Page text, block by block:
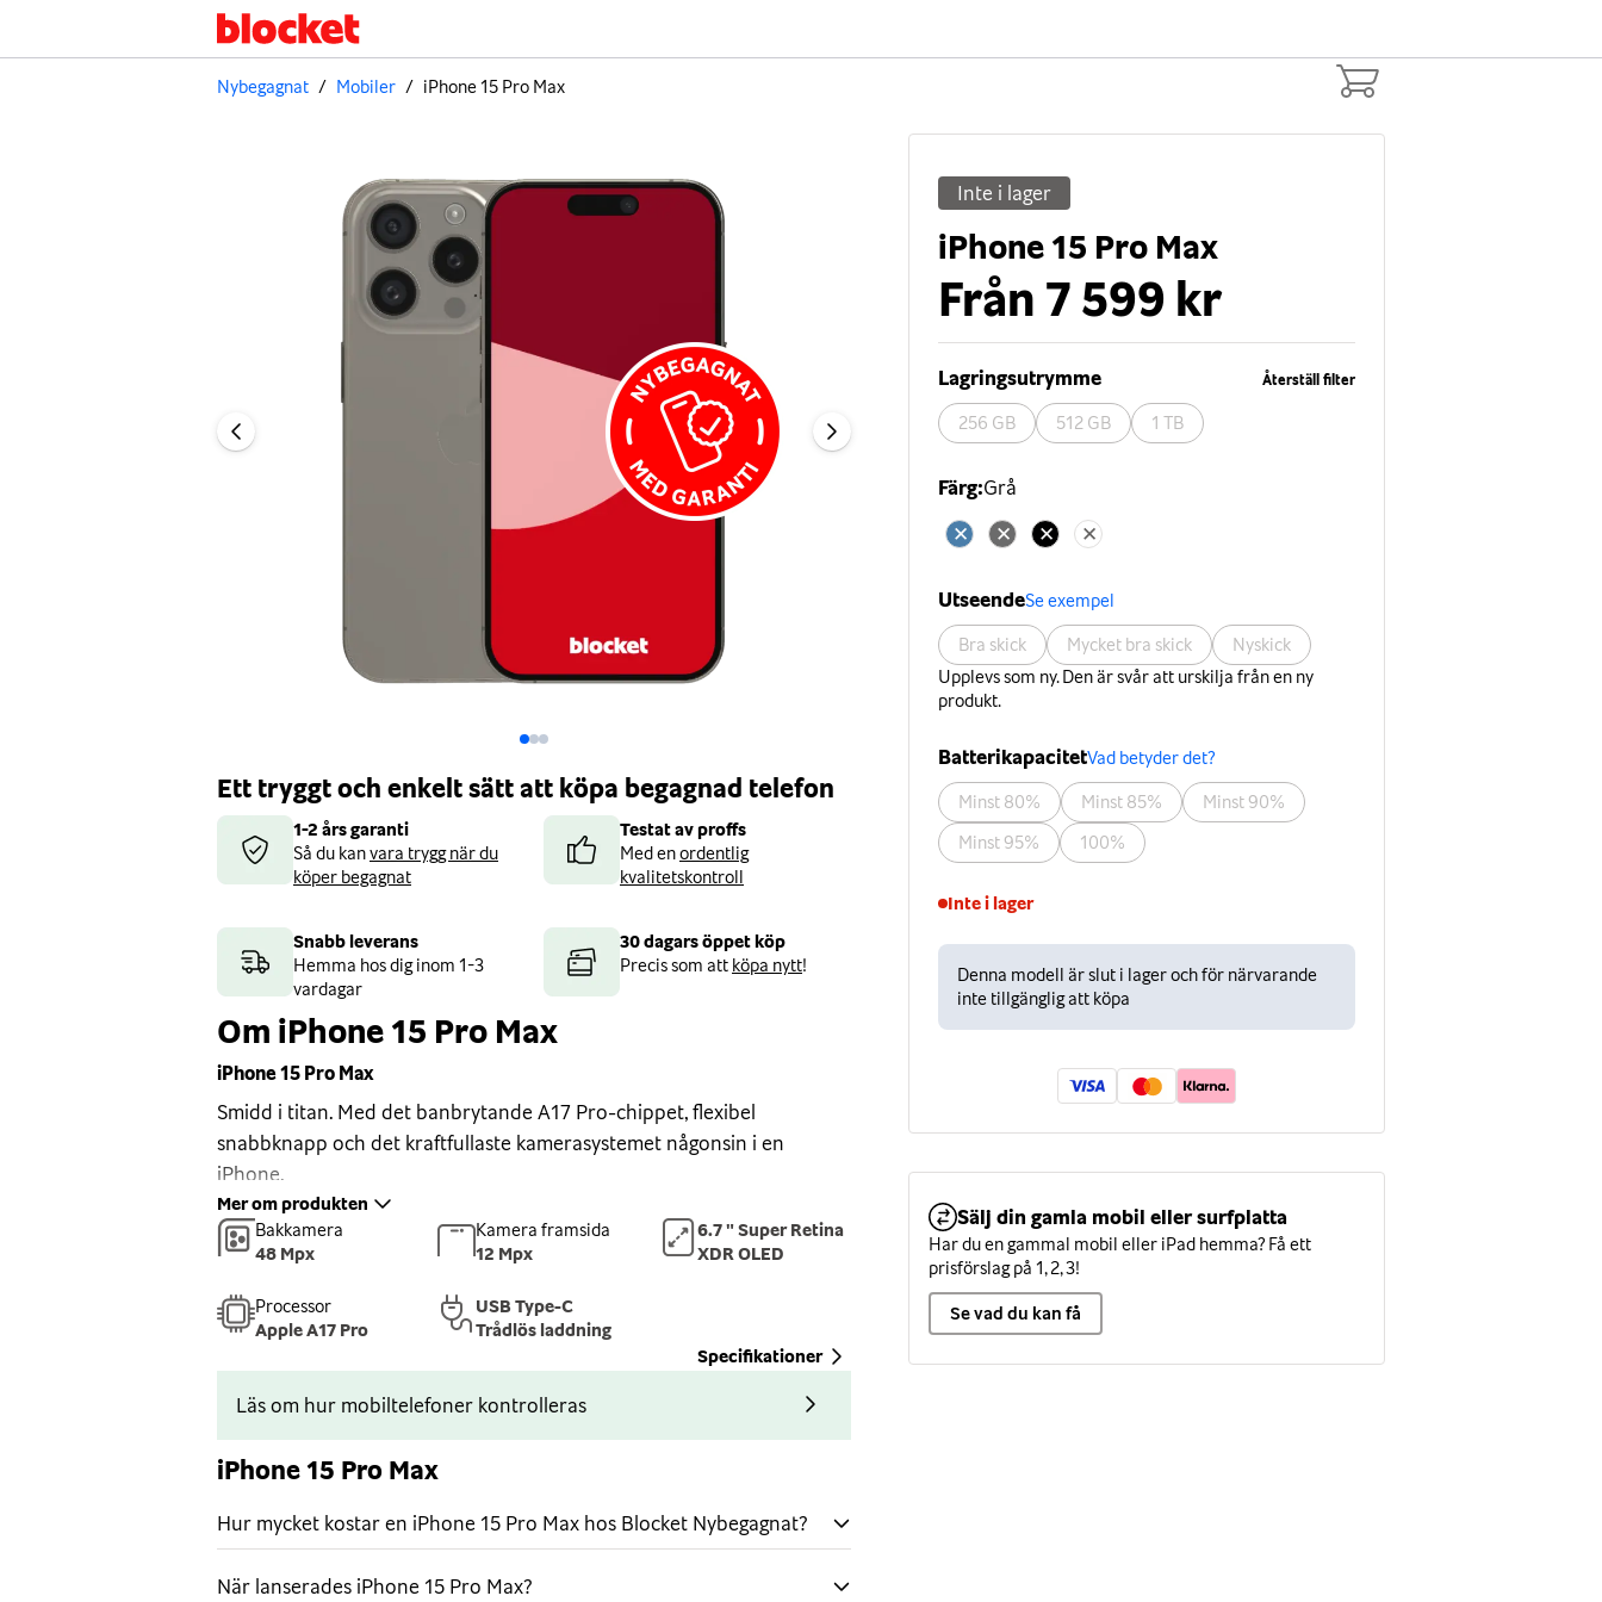
Nybegagnat / Mobiler / iPhone 15 Pro Max
Ett tryggt och enkelt sätt att köpa begagnad telefon
1-2 års garanti
Så du kanvara trygg när du
köper begagnat
Testat av proffs
Med enordentlig
kvalitetskontroll
Snabb leverans
Hemma hos dig inom 1-3
vardagar
30 dagars öppet köp
Precis som att köpa nytt!
Om iPhone 15 Pro Max
iPhone 15 Pro Max
Smidd i titan. Med det banbrytande A17 Pro-chippet, flexibel
snabbknapp och det kraftfullaste kamerasystemet någonsin i en
iPhone.
Smidd i titan
iPhone 15 Pro Max är designad i starkt och lätt rymdindustriklassat
Ceramic Shield som tål mer än vilket smartphoneglas som helst. Och
den står emot vatten, stänk och damm.
Super Retina XDR-skärmen på 6,7 tum med ProMotion ökar
utöver det vanliga. I Dynamic Island bubblar notiser och liveaktiviteter
upp. Och skärmen är alltid på, så det räcker att kasta ett öga på
låsskärmen – du behöver inte trycka på den för att hålla dig
uppdaterad.
Mer om produkten
Bakkamera
48 Mpx
Kamera framsida
12 Mpx
6.7 " Super Retina
XDR OLED
Processor
Apple A17 Pro
USB Type-C
Trådlös laddning
Specifikationer
Läs om hur mobiltelefoner kontrolleras
iPhone 15 Pro Max
Hur mycket kostar en iPhone 15 Pro Max hos Blocket Nybegagnat?
När lanserades iPhone 15 Pro Max?
Inte i lager
iPhone 15 Pro Max
Från 7 599 kr
Återställ filter
Lagringsutrymme
256 GB 512 GB 1 TB
Färg:Grå
UtseendeSe exempel
Bra skick Mycket bra skick
Nyskick
Upplevs som ny. Den är svår att urskilja från en ny
produkt.
BatterikapacitetVad betyder det?
Minst 80% Minst 85%
Minst 90%
Minst 95%
100%
Inte i lager
Denna modell är slut i lager och för närvarande
inte tillgänglig att köpa
Sälj din gamla mobil eller surfplatta
Har du en gammal mobil eller iPad hemma? Få ett
prisförslag på 1, 2, 3!
Se vad du kan få